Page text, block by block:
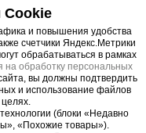
можно
для
технику
5 метров
и повышения удобства
счетчики Яндекс.Метрики
обрабатываться в рамках
на обработку персональных
вы должны подтвердить
и использование файлов
(блоки «Недавно
«Похожие товары»).